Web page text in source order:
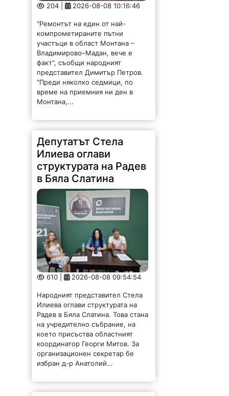
204 | 2026-08-08 10:16:46
"Ремонтът на един от най-
компрометираните пътни
участъци в област Монтана –
Владимирово–Мадан, вече е
факт", съобщи народният
представител Димитър Петров.
"Преди няколко седмици, по
време на приемния ни ден в
Монтана,...
Депутатът Стела
Илиева оглави
структурата на Радев
в Бяла Слатина
610 | 2026-08-08 09:54:54
Народният представител Стела
Илиева оглави структурата на
Радев в Бяла Слатина. Това стана
на учредително събрание, на
което присъства областният
координатор Георги Митов. За
организационен секретар бе
избран д-р Анатолий...